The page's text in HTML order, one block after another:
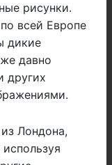
рисунки.
всей Европе
дикие
давно
других
Лондона,